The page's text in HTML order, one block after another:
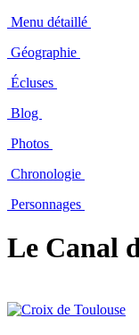
Menu détaillé
Géographie
Écluses
Blog
Photos
Chronologie
Personnages
Le Canal